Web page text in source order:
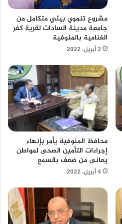
مشروع تنموي بيئي متكامل من
جامعة مدينة السادات لقرية كفر
الغنامية بالمنوفية
2 أبريل، 2022
محافظ المنوفية يأمر بإنهاء
إجراءات التأمين الصحى لمواطن
يعانى من ضعف بالسمع
4 أبريل، 2022